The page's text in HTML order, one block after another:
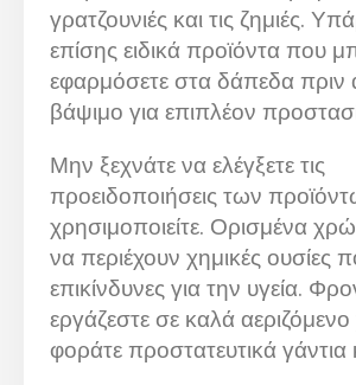
γρατζουνιές και τις ζημιές.
επίσης ειδικά προϊόντα που
εφαρμόσετε στα δάπεδα πριν
βάψιμο για επιπλέον
Μην ξεχνάτε να ελέγξετε τις
προειδοποιήσεις των
χρησιμοποιείτε. Ορισμένα
να περιέχουν χημικές ουσίες
επικίνδυνες για την υγεία.
εργάζεστε σε καλά
φοράτε προστατευτικά γάντια